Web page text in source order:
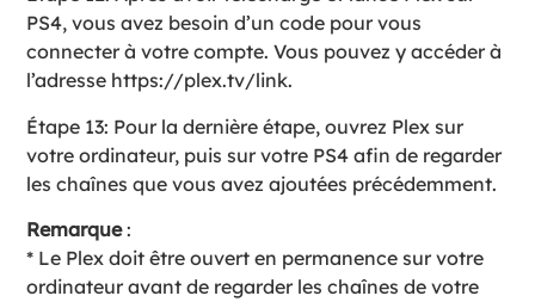
PS4, vous avez besoin d’un code pour vous
connecter à votre compte. Vous pouvez y accéder à
l’adresse https://plex.tv/link.
Étape 13: Pour la dernière étape, ouvrez Plex sur
votre ordinateur, puis sur votre PS4 afin de regarder
les chaînes que vous avez ajoutées précédemment.
Remarque:
* Le Plex doit être ouvert en permanence sur votre
ordinateur avant de regarder les chaînes de votre